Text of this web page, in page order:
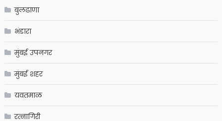
बुलढाणा
भंडारा
मुंबई उपनगर
मुंबई शहर
यवतमाळ
रत्नागिरी